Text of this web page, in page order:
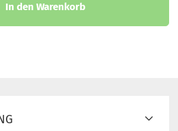
In den Warenkorb